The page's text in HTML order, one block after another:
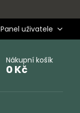
Panel uživatele
Nákupní košík
0 Kč